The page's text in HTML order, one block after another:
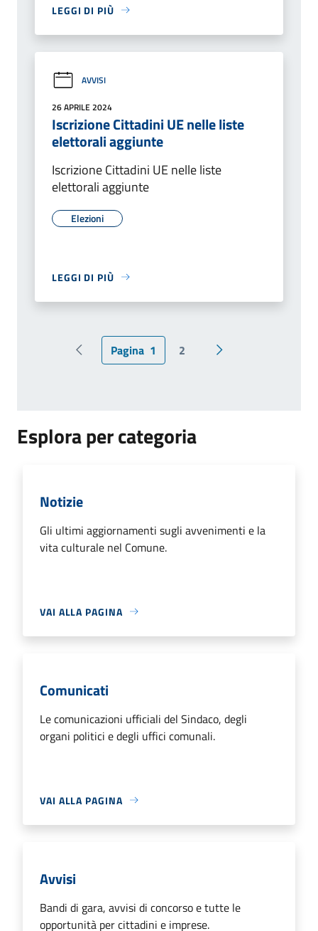
LEGGI DI PIÙ
AVVISI
26 APRILE 2024
Iscrizione Cittadini UE nelle liste
elettorali aggiunte
Iscrizione Cittadini UE nelle liste
elettorali aggiunte
Elezioni
LEGGI DI PIÙ
Pagina precedente
Pagina 1 2 Pagina successiva
Esplora per categoria
Notizie
Gli ultimi aggiornamenti sugli avvenimenti e la
vita culturale nel Comune.
VAI ALLA PAGINA
Comunicati
Le comunicazioni ufficiali del Sindaco, degli
organi politici e degli uffici comunali.
VAI ALLA PAGINA
Avvisi
Bandi di gara, avvisi di concorso e tutte le
opportunità per cittadini e imprese.